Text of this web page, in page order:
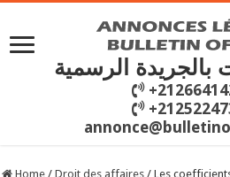
بالجريدة الرسمية
Home / Droit des affaires / Les